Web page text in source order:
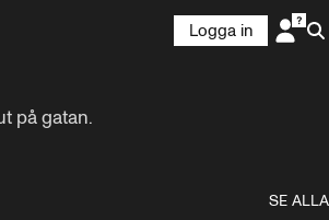
Logga in
på gatan.
SE ALLA